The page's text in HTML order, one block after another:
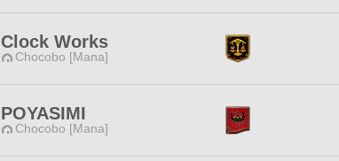
Clock Works
Chocobo [Mana]
POYASIMI
Chocobo [Mana]